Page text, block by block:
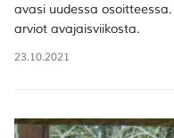
avasi uudessa
arviot avajaisviikosta.
23.10.2021